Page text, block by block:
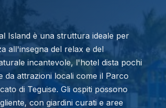
Island è una struttura ideale per
all'insegna del relax e del
incantevole, l'hotel dista pochi
da attrazioni locali come il Parco
di Teguise. Gli ospiti possono
con giardini curati e aree